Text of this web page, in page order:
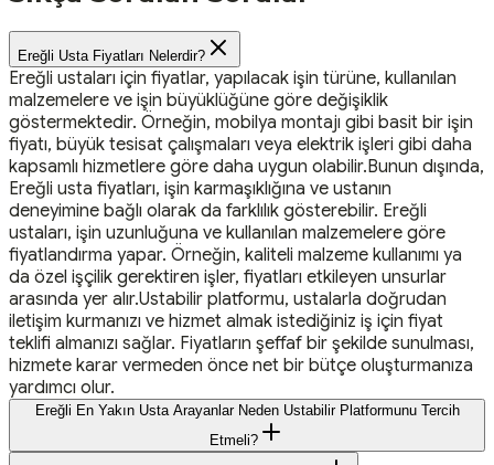
Ereğli Usta Fiyatları Nelerdir?
Ereğli ustaları için fiyatlar, yapılacak işin türüne, kullanılan
malzemelere ve işin büyüklüğüne göre değişiklik
göstermektedir. Örneğin, mobilya montajı gibi basit bir işin
fiyatı, büyük tesisat çalışmaları veya elektrik işleri gibi daha
kapsamlı hizmetlere göre daha uygun olabilir.Bunun dışında,
Ereğli usta fiyatları, işin karmaşıklığına ve ustanın
deneyimine bağlı olarak da farklılık gösterebilir. Ereğli
ustaları, işin uzunluğuna ve kullanılan malzemelere göre
fiyatlandırma yapar. Örneğin, kaliteli malzeme kullanımı ya
da özel işçilik gerektiren işler, fiyatları etkileyen unsurlar
arasında yer alır.Ustabilir platformu, ustalarla doğrudan
iletişim kurmanızı ve hizmet almak istediğiniz iş için fiyat
teklifi almanızı sağlar. Fiyatların şeffaf bir şekilde sunulması,
hizmete karar vermeden önce net bir bütçe oluşturmanıza
yardımcı olur.
Ereğli En Yakın Usta Arayanlar Neden Ustabilir Platformunu Tercih
Etmeli?